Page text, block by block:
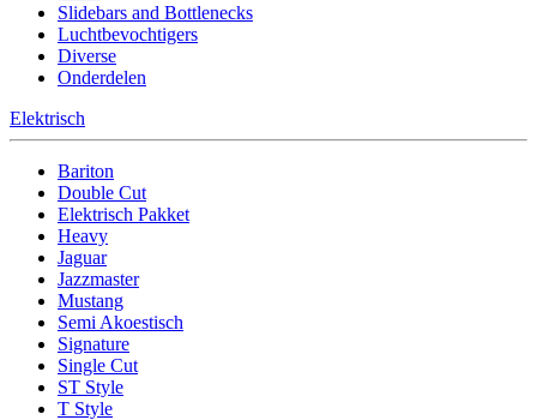
Slidebars and Bottlenecks
Luchtbevochtigers
Diverse
Onderdelen
Elektrisch
Bariton
Double Cut
Elektrisch Pakket
Heavy
Jaguar
Jazzmaster
Mustang
Semi Akoestisch
Signature
Single Cut
ST Style
T Style